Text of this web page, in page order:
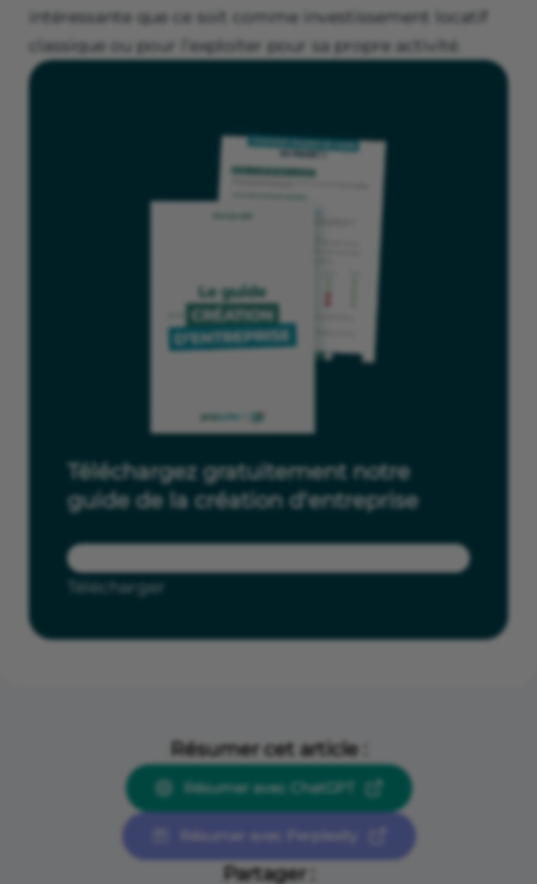
intéressante que ce soit comme investissement locatif
classique ou pour l’exploiter pour sa propre activité.
Téléchargez gratuitement notre
guide de la création d'entreprise
Télécharger
Résumer cet article :
Résumer avec ChatGPT
Résumer avec Perplexity
Partager :